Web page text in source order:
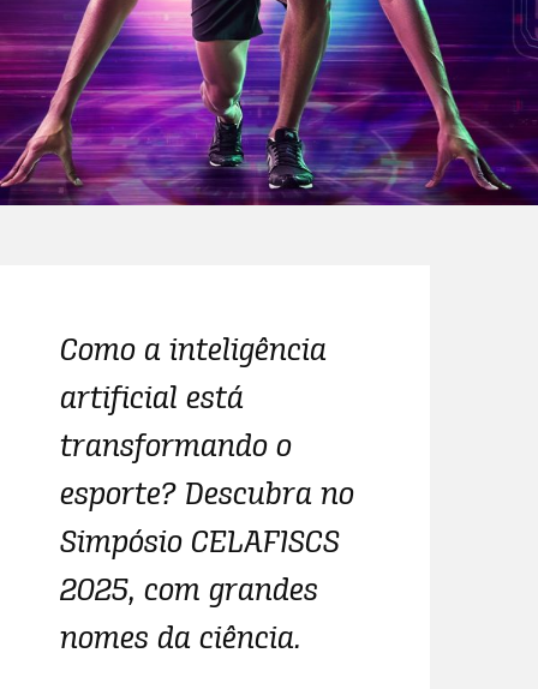
Como a inteligência
artificial está
transformando o
esporte? Descubra no
Simpósio CELAFISCS
2025, com grandes
nomes da ciência.